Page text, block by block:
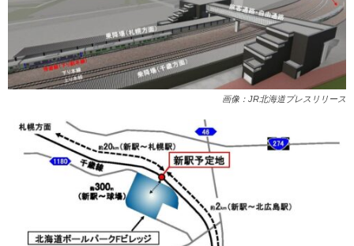
画像：JR北海道プレスリリース